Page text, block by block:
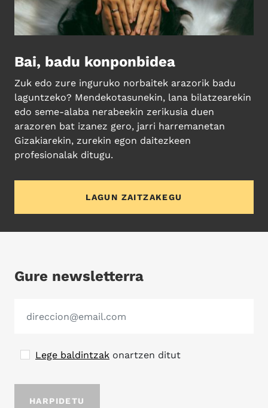
Bai, badu konponbidea
Zuk edo zure inguruko norbaitek arazorik badu
laguntzeko? Mendekotasunekin, lana bilatzearekin
edo seme-alaba nerabeekin zerikusia duen
arazoren bat izanez gero, jarri harremanetan
Gizakiarekin, zurekin egon daitezkeen
profesionalak ditugu.
LAGUN ZAITZAKEGU
Gure newsletterra
Lege baldintzak onartzen ditut